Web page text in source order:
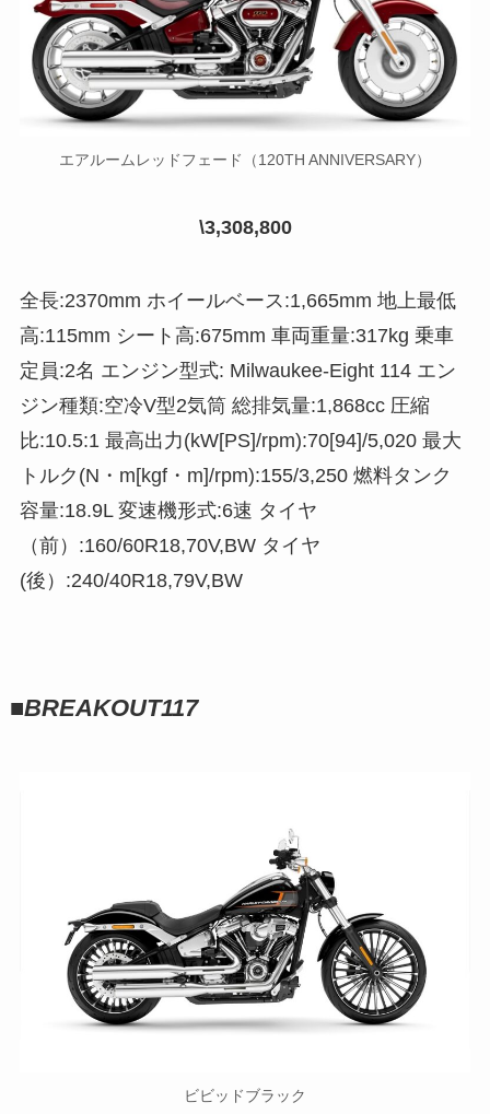
エアルームレッドフェード（120TH ANNIVERSARY）
\3,308,800
全長:2370mm ホイールベース:1,665mm 地上最低
高:115mm シート高:675mm 車両重量:317kg 乗車
定員:2名 エンジン型式: Milwaukee-Eight 114 エン
ジン種類:空冷V型2気筒 総排気量:1,868cc 圧縮
比:10.5:1 最高出力(kW[PS]/rpm):70[94]/5,020 最大
トルク(N・m[kgf・m]/rpm):155/3,250 燃料タンク
容量:18.9L 変速機形式:6速 タイヤ
（前）:160/60R18,70V,BW タイヤ
(後）:240/40R18,79V,BW
■BREAKOUT117
ビビッドブラック